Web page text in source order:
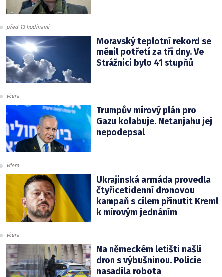
před 13 hodinami
Moravský teplotní rekord se
měnil potřetí za tři dny. Ve
Strážnici bylo 41 stupňů
včera
Trumpův mírový plán pro
Gazu kolabuje. Netanjahu jej
nepodepsal
včera
Ukrajinská armáda provedla
čtyřicetidenní dronovou
kampaň s cílem přinutit Kreml
k mírovým jednáním
včera
Na německém letišti našli
dron s výbušninou. Policie
nasadila robota